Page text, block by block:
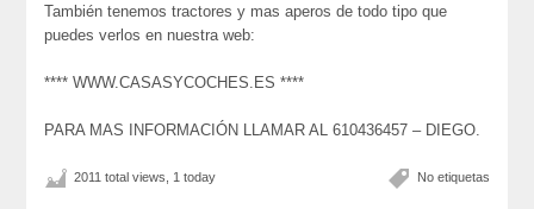
También tenemos tractores y mas aperos de todo tipo que
puedes verlos en nuestra web:
**** WWW.CASASYCOCHES.ES ****
PARA MAS INFORMACIÓN LLAMAR AL 610436457 – DIEGO.
No etiquetas
2011 total views, 1 today